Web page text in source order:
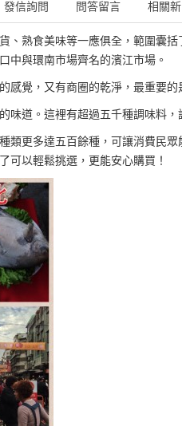
發信詢問 問答留言 相關
、熟食美味等一應俱全，範圍囊
中與環南市場齊名的濱江市場。
感覺，又有商圈的乾淨，最重要的
味道。這裡有超過五千種調味料，
類更多達五百餘種，可讓消費民
可以輕鬆挑選，更能安心購買！